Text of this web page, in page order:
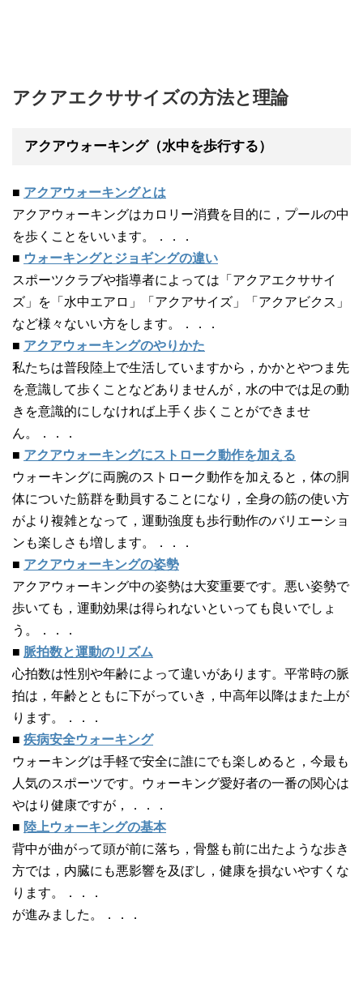
アクアエクササイズの方法と理論
アクアウォーキング（水中を歩行する）
■ アクアウォーキングとは
アクアウォーキングはカロリー消費を目的に，プールの中
を歩くことをいいます。．．．
■ ウォーキングとジョギングの違い
スポーツクラブや指導者によっては「アクアエクササイ
ズ」を「水中エアロ」「アクアサイズ」「アクアビクス」
など様々ないい方をします。．．．
■ アクアウォーキングのやりかた
私たちは普段陸上で生活していますから，かかとやつま先
を意識して歩くことなどありませんが，水の中では足の動
きを意識的にしなければ上手く歩くことができませ
ん。．．．
■ アクアウォーキングにストローク動作を加える
ウォーキングに両腕のストローク動作を加えると，体の胴
体についた筋群を動員することになり，全身の筋の使い方
がより複雑となって，運動強度も歩行動作のバリエーショ
ンも楽しさも増します。．．．
■ アクアウォーキングの姿勢
アクアウォーキング中の姿勢は大変重要です。悪い姿勢で
歩いても，運動効果は得られないといっても良いでしょ
う。．．．
■ 脈拍数と運動のリズム
心拍数は性別や年齢によって違いがあります。平常時の脈
拍は，年齢とともに下がっていき，中高年以降はまた上が
ります。．．．
■ 疾病安全ウォーキング
ウォーキングは手軽で安全に誰にでも楽しめると，今最も
人気のスポーツです。ウォーキング愛好者の一番の関心は
やはり健康ですが，．．．
■ 陸上ウォーキングの基本
背中が曲がって頭が前に落ち，骨盤も前に出たような歩き
方では，内臓にも悪影響を及ぼし，健康を損ないやすくな
ります。．．．
が進みました。．．．